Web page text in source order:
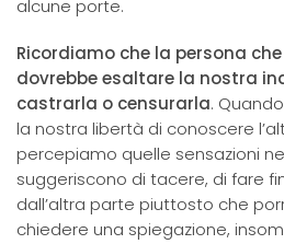
alcune porte.
Ricordiamo che la persona
dovrebbe esaltare la nostra
castrarla o censurarla.
la nostra libertà di conoscere
percepiamo quelle sensazioni
suggeriscono di tacere, di fare
dall’altra parte piuttosto che
chiedere una spiegazione,